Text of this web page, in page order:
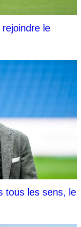
le
tous les sens, le